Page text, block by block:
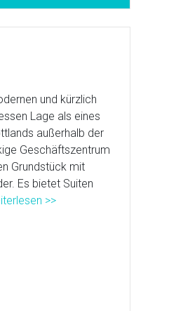
und kürzlich
Lage als eines
außerhalb der
Geschäftszentrum
Grundstück mit
Es bietet Suiten
>>